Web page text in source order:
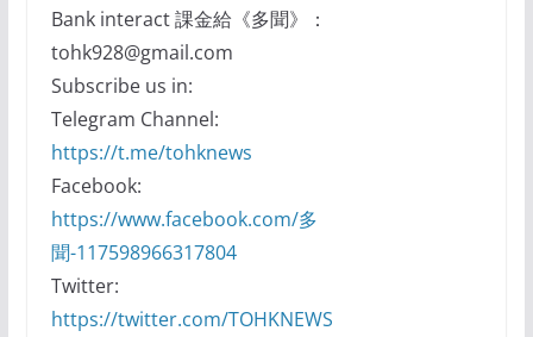
Bank interact 課金給《多聞》：
tohk928@gmail.com
Subscribe us in:
Telegram Channel:
https://t.me/tohknews
Facebook:
https://www.facebook.com/多
聞-117598966317804
Twitter:
https://twitter.com/TOHKNEWS